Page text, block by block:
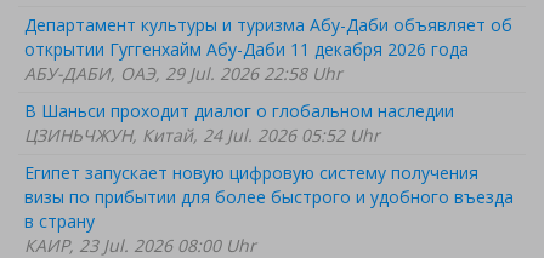
Департамент культуры и туризма Абу-Даби объявляет об
открытии Гуггенхайм Абу-Даби 11 декабря 2026 года
АБУ-ДАБИ, ОАЭ, 29 Jul. 2026 22:58 Uhr
В Шаньси проходит диалог о глобальном наследии
ЦЗИНЬЧЖУН, Китай, 24 Jul. 2026 05:52 Uhr
Египет запускает новую цифровую систему получения
визы по прибытии для более быстрого и удобного въезда
в страну
КАИР, 23 Jul. 2026 08:00 Uhr